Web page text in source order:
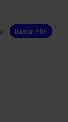
Baixar PDF